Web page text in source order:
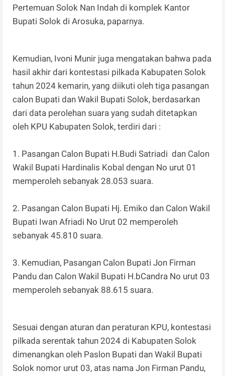
Pertemuan Solok Nan Indah di komplek Kantor
Bupati Solok di Arosuka, paparnya.
Kemudian, Ivoni Munir juga mengatakan bahwa pada
hasil akhir dari kontestasi pilkada Kabupaten Solok
tahun 2024 kemarin, yang diikuti oleh tiga pasangan
calon Bupati dan Wakil Bupati Solok, berdasarkan
dari data perolehan suara yang sudah ditetapkan
oleh KPU Kabupaten Solok, terdiri dari :
1. Pasangan Calon Bupati H.Budi Satriadi dan Calon
Wakil Bupati Hardinalis Kobal dengan No urut 01
memperoleh sebanyak 28.053 suara.
2. Pasangan Calon Bupati Hj. Emiko dan Calon Wakil
Bupati Iwan Afriadi No Urut 02 memperoleh
sebanyak 45.810 suara.
3. Kemudian, Pasangan Calon Bupati Jon Firman
Pandu dan Calon Wakil Bupati H.bCandra No urut 03
memperoleh sebanyak 88.615 suara.
Sesuai dengan aturan dan peraturan KPU, kontestasi
pilkada serentak tahun 2024 di Kabupaten Solok
dimenangkan oleh Paslon Bupati dan Wakil Bupati
Solok nomor urut 03, atas nama Jon Firman Pandu,